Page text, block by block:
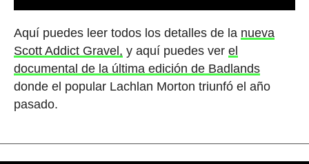
Aquí puedes leer todos los detalles de la nueva
Scott Addict Gravel, y aquí puedes ver el
documental de la última edición de Badlands
donde el popular Lachlan Morton triunfó el año
pasado.